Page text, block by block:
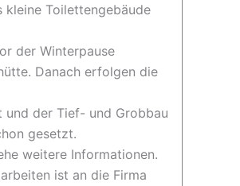
kleine Toilettengebäude
der Winterpause
Danach erfolgen die
der Tief- und Grobbau
gesetzt.
weitere Informationen.
ist an die Firma